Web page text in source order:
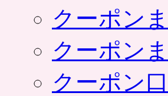
クーポン
クーポン
クーポン